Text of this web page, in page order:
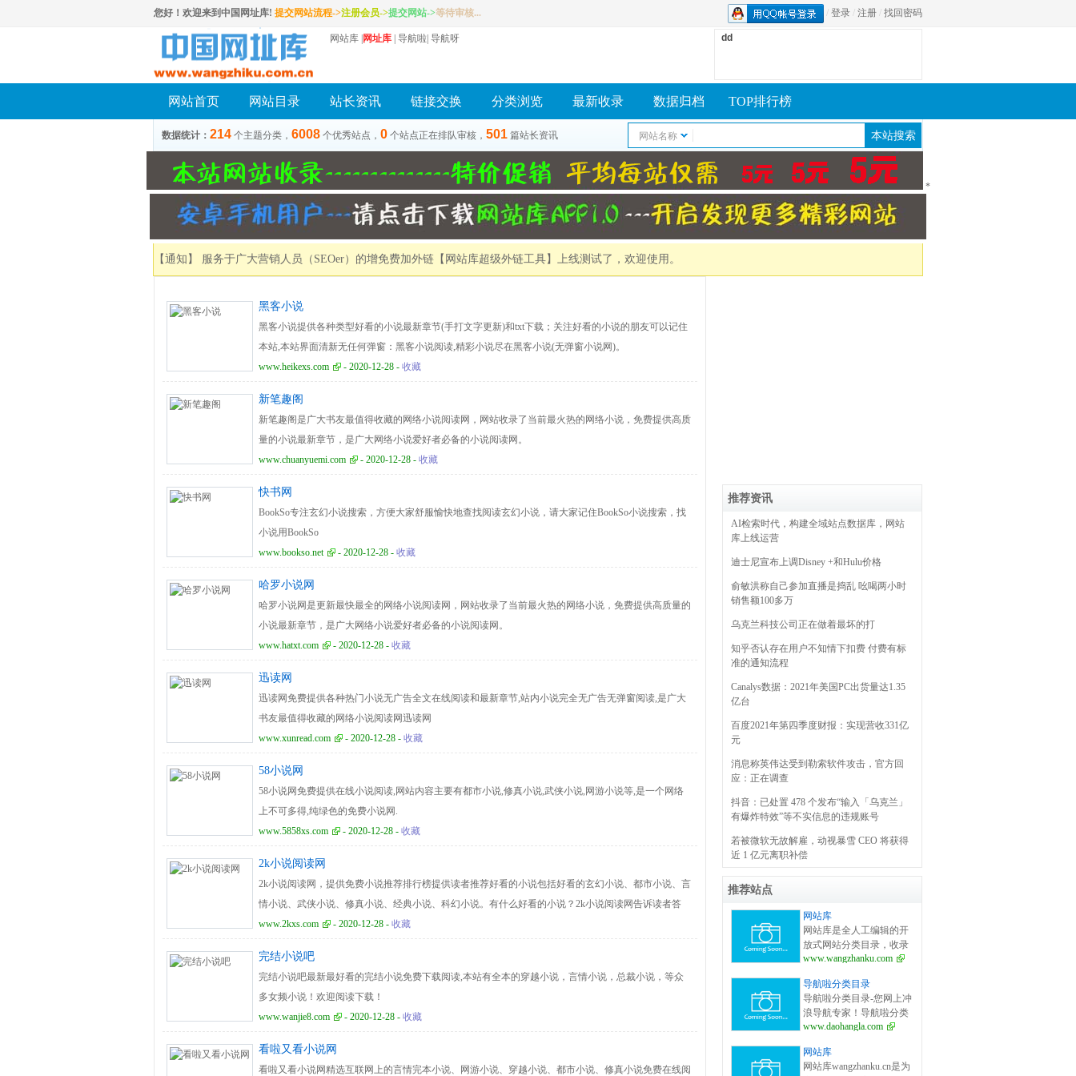
您好！欢迎来到中国网址库! 提交网站流程->注册会员->提交网站->等待审核... / 登录 / 注册 / 找回密码
网站库 网址库 导航啦 导航呀 dd
网站首页 网站目录 站长资讯 链接交换 分类浏览 最新收录 数据归档 TOP排行榜
数据统计： 214 个主题分类， 6008 个优秀站点， 0 个站点正在排队审核， 501 篇站长资讯 网站名称
*
【通知】 服务于广大营销人员（SEOer）的增免费加外链 【网站库超级外链工具】 上线测试了，欢迎使用。
黑客小说
黑客小说提供各种类型好看的小说最新章节(手打文字更新)和txt下载；关注好看的小说的朋友可以记住
本站,本站界面清新无任何弹窗：黑客小说阅读,精彩小说尽在黑客小说(无弹窗小说网)。
www.heikexs.com
- 2020-12-28 - 收藏
新笔趣阁
新笔趣阁是广大书友最值得收藏的网络小说阅读网，网站收录了当前最火热的网络小说，免费提供高质
量的小说最新章节，是广大网络小说爱好者必备的小说阅读网。
www.chuanyuemi.com
- 2020-12-28 - 收藏
快书网
BookSo专注玄幻小说搜索，方便大家舒服愉快地查找阅读玄幻小说，请大家记住BookSo小说搜索，找
小说用BookSo
www.bookso.net
- 2020-12-28 - 收藏
哈罗小说网
哈罗小说网是更新最快最全的网络小说阅读网，网站收录了当前最火热的网络小说，免费提供高质量的
小说最新章节，是广大网络小说爱好者必备的小说阅读网。
www.hatxt.com
- 2020-12-28 - 收藏
迅读网
迅读网免费提供各种热门小说无广告全文在线阅读和最新章节,站内小说完全无广告无弹窗阅读,是广大
书友最值得收藏的网络小说阅读网迅读网
www.xunread.com
- 2020-12-28 - 收藏
58小说网
58小说网免费提供在线小说阅读,网站内容主要有都市小说,修真小说,武侠小说,网游小说等,是一个网络
上不可多得,纯绿色的免费小说网.
www.5858xs.com
- 2020-12-28 - 收藏
2k小说阅读网
2k小说阅读网，提供免费小说推荐排行榜提供读者推荐好看的小说包括好看的玄幻小说、都市小说、言
情小说、武侠小说、修真小说、经典小说、科幻小说。有什么好看的小说？2k小说阅读网告诉读者答
案。
www.2kxs.com - 2020-12-28 - 收藏
完结小说吧
完结小说吧最新最好看的完结小说免费下载阅读,本站有全本的穿越小说，言情小说，总裁小说，等众
多女频小说！欢迎阅读下载！
www.wanjie8.com
- 2020-12-28 - 收藏
看啦又看小说网
看啦又看小说网精选互联网上的言情完本小说、网游小说、穿越小说、都市小说、修真小说免费在线阅
推荐资讯
AI检索时代，构建全域站点数据库，网站
库上线运营
迪士尼宣布上调Disney +和Hulu价格
俞敏洪称自己参加直播是捣乱 吆喝两小时
销售额100多万
乌克兰科技公司正在做着最坏的打
知乎否认存在用户不知情下扣费 付费有标
准的通知流程
Canalys数据：2021年美国PC出货量达1.35
亿台
百度2021年第四季度财报：实现营收331亿
元
消息称英伟达受到勒索软件攻击，官方回
应：正在调查
抖音：已处置 478 个发布“输入「乌克兰」
有爆炸特效”等不实信息的违规账号
若被微软无故解雇，动视暴雪 CEO 将获得
近 1 亿元离职补偿
推荐站点
网站库
网站库是全人工编辑的开
放式网站分类目录，收录
国内外、各行业优秀网
面的网站分类目录检索、
优秀网站参考、网站推广
服务、网站黄页、网上娱
乐冲浪导航网站。
www.wangzhanku.com
导航啦分类目录
导航啦分类目录-您网上冲
浪导航专家！导航啦分类
目录－专业提供为广大站
目录平台，收集国内外、
各行业优秀正规网站,全人
www.daohangla.com
网站库
网站库wangzhanku.cn是为